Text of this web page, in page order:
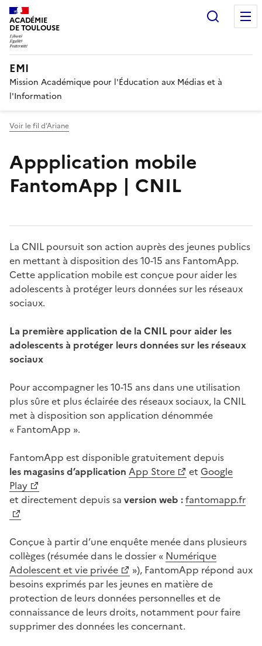
ACADÉMIE
DE TOULOUSE
EMI
Mission Académique pour l'Éducation aux Médias et à
l'Information
Voir le fil d’Ariane
Appplication mobile
FantomApp | CNIL
La CNIL poursuit son action auprès des jeunes publics
en mettant à disposition des 10-15 ans FantomApp.
Cette application mobile est conçue pour aider les
adolescents à protéger leurs données sur les réseaux
sociaux.
La première application de la CNIL pour aider les
adolescents à protéger leurs données sur les réseaux
sociaux
Pour accompagner les 10-15 ans dans une utilisation
plus sûre et plus éclairée des réseaux sociaux, la CNIL
met à disposition son application dénommée
« FantomApp ».
FantomApp est disponible gratuitement depuis
les magasins d’application App Store et Google
Play
et directement depuis sa version web :fantomapp.fr
Conçue à partir d’une enquête menée dans plusieurs
collèges (résumée dans le dossier « Numérique
Adolescent et vie privée
»), FantomApp répond aux
besoins exprimés par les jeunes en matière de
protection de leurs données personnelles et de
connaissance de leurs droits, notamment pour faire
supprimer des données les concernant.